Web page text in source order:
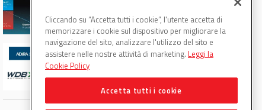
Francoforte 2026
WDB Automotive
(Axitecnica) e Di.Pa.
Sport entrano in
ADIRA
Cliccando su “Accetta tutti i cookie”, l'utente accetta di
memorizzare i cookie sul dispositivo per migliorare la
navigazione del sito, analizzare l'utilizzo del sito e
assistere nelle nostre attività di marketing. Leggi la
Cookie Policy
Accetta tutti i cookie